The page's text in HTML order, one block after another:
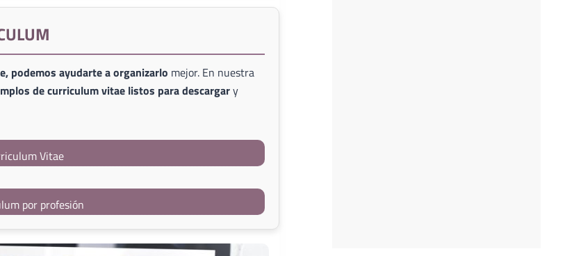
podemos ayudarte a organizarlo mejor. En nuestra
de curriculum vitae listos para descargary
Vitae
por profesión